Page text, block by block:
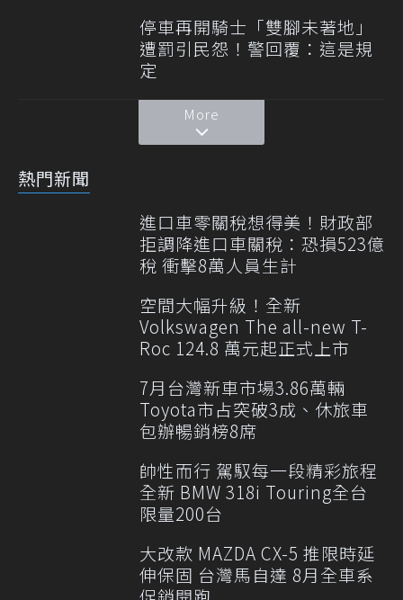
停車再開騎士「雙腳未著地」
遭罰引民怨！警回覆：這是規
定
More
熱門新聞
進口車零關稅想得美！財政部
拒調降進口車關稅：恐損523億
稅 衝擊8萬人員生計
空間大幅升級！全新
Volkswagen The all-new T-
Roc 124.8 萬元起正式上市
7月台灣新車市場3.86萬輛
Toyota市占突破3成、休旅車
包辦暢銷榜8席
帥性而行 駕馭每一段精彩旅程
全新 BMW 318i Touring全台
限量200台
大改款 MAZDA CX-5 推限時延
伸保固 台灣馬自達 8月全車系